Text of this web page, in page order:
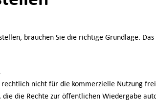
brauchen Sie die richtige Grundlage.
nicht für die kommerzielle Nutzung
die die Rechte zur öffentlichen Wiedergabe